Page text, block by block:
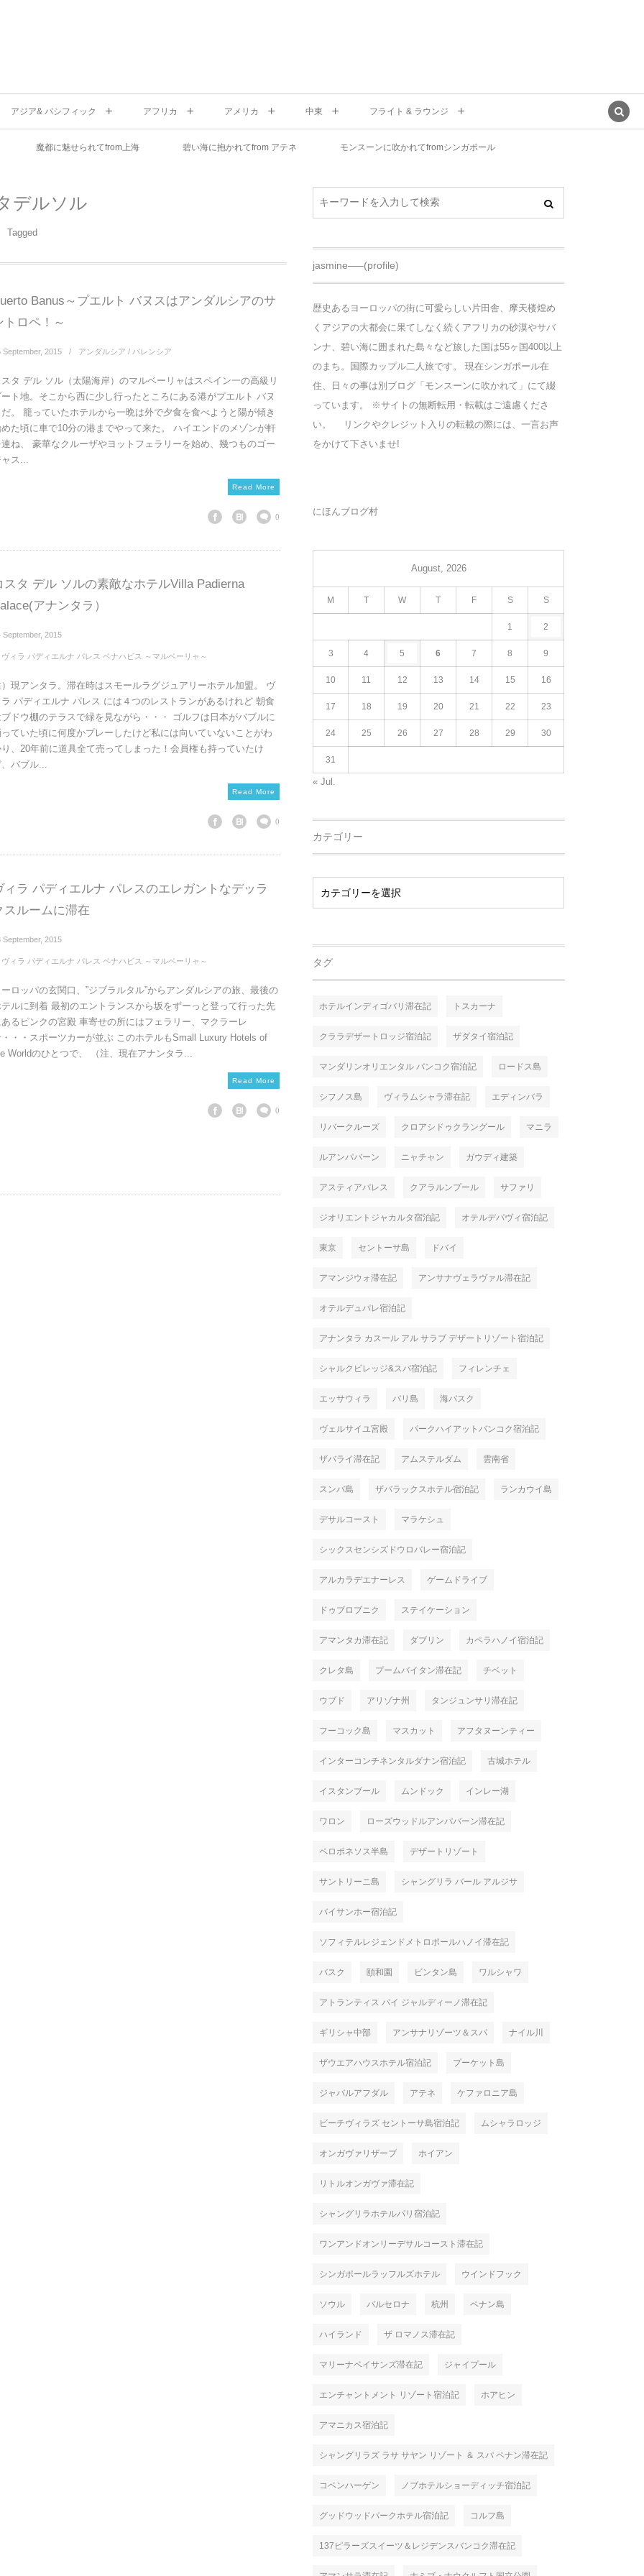
アジア& パシフィック アフリカ アメリカ 中東 フライト & ラウンジ
魔都に魅せられてfrom上海 碧い海に抱かれてfrom アテネ モンスーンに吹かれてfromシンガポール
デルソル
Tagged
Banus～プエルト バヌスはアンダルシアのサ
トロペ！～
September, 2015 アンダルシア / バレンシア
タ デル ソル（太陽海岸）のマルベーリャはスペイン一の高級リ
ト地。そこから西に少し行ったところにある港がプエルト バヌ
。 籠っていたホテルから一晩は外で夕食を食べようと陽が傾き
た頃に車で10分の港までやって来た。 ハイエンドのメゾンが軒
ね、 豪華なクルーザやヨットフェラリーを始め、幾つものゴー
ス...
Read More
0
スタ デル ソルの素敵なホテルVilla Padierna
アナンタラ）
September, 2015
ヴィラ パディエルナ パレス ベナハビス ～マルベーリャ～
現アンタラ。滞在時はスモールラグジュアリーホテル加盟。 ヴ
パディエルナ パレス には４つのレストランがあるけれど 朝食
ドウ棚のテラスで緑を見ながら・・・ ゴルフは日本がバブルに
ていた頃に何度かプレーしたけど私には向いていないことがわ
、20年前に道具全て売ってしまった！会員権も持っていたけ
バブル...
Read More
0
ィラ パディエルナ パレスのエレガントなデッラ
スルームに滞在
September, 2015
ヴィラ パディエルナ パレス ベナハビス ～マルベーリャ～
ロッパの玄関口、”ジブラルタル”からアンダルシアの旅、最後の
ルに到着 最初のエントランスから坂をずーっと登って行った先
るピンクの宮殿 車寄せの所にはフェラリー、マクラーレ
・・スポーツカーが並ぶ このホテルもSmall Luxury Hotels of
Worldのひとつで、 （注、現在アナンタラ...
Read More
0
jasmine—–(profile)
歴史あるヨーロッパの街に可愛らしい片田舎、摩天楼煌め
くアジアの大都会に果てしなく続くアフリカの砂漠やサバ
ンナ、碧い海に囲まれた島々など旅した国は55ヶ国400以上
のまち。国際カップル二人旅です。 現在シンガポール在
住、日々の事は別ブログ「モンスーンに吹かれて」にて綴
っています。 ※サイトの無断転用・転載はご遠慮くださ
い。 リンクやクレジット入りの転載の際には、一言お声
をかけて下さいませ!
にほんブログ村
August, 2026
M T W T F S S
1 2
3 4 5 6 7 8 9
10 11 12 13 14 15 16
17 18 19 20 21 22 23
24 25 26 27 28 29 30
31
« Jul.
カテゴリー
タグ
ホテルインディゴバリ滞在記 トスカーナ
クララデザートロッジ宿泊記 ザダタイ宿泊記
マンダリンオリエンタル バンコク宿泊記 ロードス島
シフノス島 ヴィラムシャラ滞在記 エディンバラ
リバークルーズ クロアシドゥクラングール マニラ
ルアンパバーン ニャチャン ガウディ建築
アスティアパレス クアラルンプール サファリ
ジオリエントジャカルタ宿泊記 オテルデパヴィ宿泊記
東京 セントーサ島 ドバイ
アマンジウォ滞在記 アンサナヴェラヴァル滞在記
オテルデュパレ宿泊記
アナンタラ カスール アル サラブ デザートリゾート宿泊記
シャルクビレッジ&スパ宿泊記 フィレンチェ
エッサウィラ バリ島 海バスク
ヴェルサイユ宮殿 パークハイアットバンコク宿泊記
ザバライ滞在記 アムステルダム 雲南省
スンバ島 ザバラックスホテル宿泊記 ランカウイ島
デサルコースト マラケシュ
シックスセンシズドウロバレー宿泊記
アルカラデエナーレス ゲームドライブ
ドゥブロブニク ステイケーション
アマンタカ滞在記 ダブリン カペラハノイ宿泊記
クレタ島 プームバイタン滞在記 チベット
ウブド アリゾナ州 タンジュンサリ滞在記
フーコック島 マスカット アフタヌーンティー
インターコンチネンタルダナン宿泊記 古城ホテル
イスタンブール ムンドック インレー湖
ワロン ローズウッドルアンパバーン滞在記
ペロポネソス半島 デザートリゾート
サントリーニ島 シャングリラ バール アルジサ
バイサンホー宿泊記
ソフィテルレジェンドメトロポールハノイ滞在記
バスク 頤和園 ビンタン島 ワルシャワ
アトランティス バイ ジャルディーノ滞在記
ギリシャ中部 アンサナリゾーツ＆スパ ナイル川
ザウエアハウスホテル宿泊記 プーケット島
ジャバルアフダル アテネ ケファロニア島
ビーチヴィラズ セントーサ島宿泊記 ムシャラロッジ
オンガヴァリザーブ ホイアン
リトルオンガヴァ滞在記
シャングリラホテルパリ宿泊記
ワンアンドオンリーデサルコースト滞在記
シンガポールラッフルズホテル ウインドフック
ソウル バルセロナ 杭州 ペナン島
ハイランド ザ ロマノス滞在記
マリーナベイサンズ滞在記 ジャイプール
エンチャントメント リゾート宿泊記 ホアヒン
アマニカス宿泊記
シャングリラズ ラサ サヤン リゾート ＆ スパ ペナン滞在記
コペンハーゲン ノブホテルショーディッチ宿泊記
グッドウッドパークホテル宿泊記 コルフ島
137ピラーズスイーツ＆レジデンスバンコク滞在記